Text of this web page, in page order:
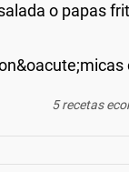
o papas
5 recetas